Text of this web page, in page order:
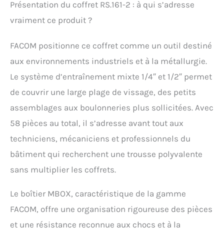
quête d’efficacité, de
CLIQUETS HAUTE
ÉTANCHES: Comprend
deux cliquets FACOM
mécanismes étanches,
conçus pour offrir une
des performances
fiables même en usage
EMBOUTS POUR TOUTES
LES APPLICATIONS:
pans en 1/4” (5,5 à 14
mm) et 1/2” (10 à 32
mm), ainsi que 21
embouts de vissage
Présentation du coffret RS.161-2 : à qui s’adresse
vraiment ce produit ?
FACOM positionne ce coffret comme un outil destiné
aux environnements industriels et à la métallurgie.
Le système d’entraînement mixte 1/4″ et 1/2″ permet
de couvrir une large plage de vissage, des petits
assemblages aux boulonneries plus sollicitées. Avec
58 pièces au total, il s’adresse avant tout aux
techniciens, mécaniciens et professionnels du
bâtiment qui recherchent une trousse polyvalente
sans multiplier les coffrets.
Le boîtier MBOX, caractéristique de la gamme
FACOM, offre une organisation rigoureuse des pièces
et une résistance reconnue aux chocs et à la